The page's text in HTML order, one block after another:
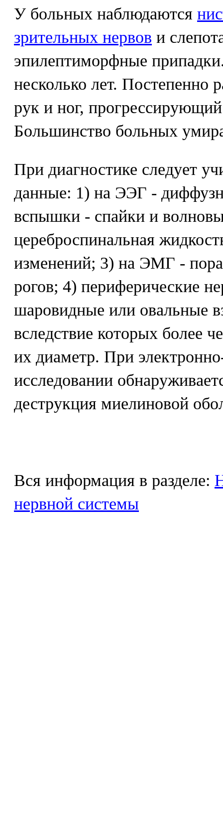
У больных наблюдаются
зрительных нервов и
эпилептиморфные
несколько лет. Постепенно
рук и ног,
Большинство больных
При диагностике следует
данные: 1) на ЭЭГ -
вспышки - спайки и
цереброспинальная
изменений; 3) на ЭМГ -
рогов; 4) периферические
шаровидные или овальные
вследствие которых более
их диаметр. При
исследовании
деструкция миелиновой
Вся информация в разделе:
нервной системы